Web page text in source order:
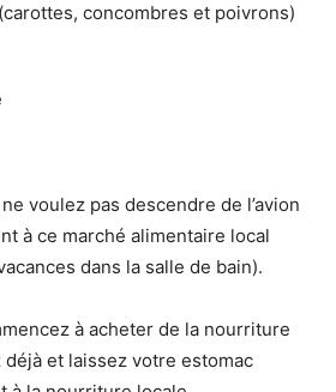
concombres et poivrons)
voulez pas descendre de l’avion
à ce marché alimentaire local
dans la salle de bain).
à acheter de la nourriture
et laissez votre estomac